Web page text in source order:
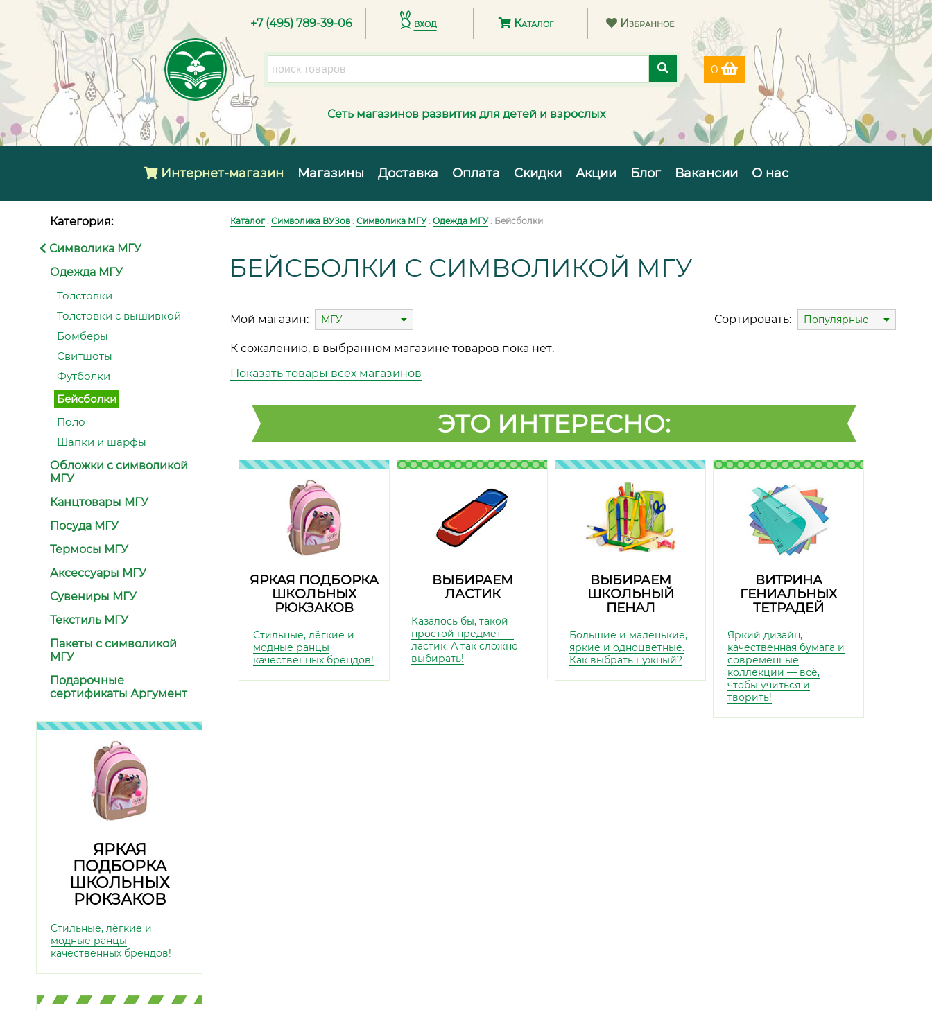
+7 (495) 789-39-06 вход Каталог Избранное
0
Сеть магазинов развития для детей и взрослых
Интернет-магазин Магазины Доставка Оплата Скидки Акции Блог Вакансии О нас
Категория:
Символика МГУ
Одежда МГУ
Толстовки
Толстовки с вышивкой
Бомберы
Свитшоты
Футболки
Бейсболки
Поло
Шапки и шарфы
Обложки с символикой
МГУ
Канцтовары МГУ
Посуда МГУ
Термосы МГУ
Аксессуары МГУ
Сувениры МГУ
Текстиль МГУ
Пакеты с символикой
МГУ
Подарочные
сертификаты Аргумент
ЯРКАЯ
ПОДБОРКА
ШКОЛЬНЫХ
РЮКЗАКОВ
Стильные, лёгкие и
модные ранцы
качественных брендов!
Каталог: Символика ВУЗов : Символика МГУ: Одежда МГУ: Бейсболки
БЕЙСБОЛКИ С СИМВОЛИКОЙ МГУ
Мой магазин: МГУ Сортировать: Популярные
К сожалению, в выбранном магазине товаров пока нет.
Показать товары всех магазинов
ЭТО ИНТЕРЕСНО:
ЯРКАЯ ПОДБОРКА
ШКОЛЬНЫХ
РЮКЗАКОВ
Стильные, лёгкие и
модные ранцы
качественных брендов!
ВЫБИРАЕМ
ЛАСТИК
Казалось бы, такой
простой предмет —
ластик. А так сложно
выбирать!
ВЫБИРАЕМ
ШКОЛЬНЫЙ
ПЕНАЛ
Большие и маленькие,
яркие и одноцветные.
Как выбрать нужный?
ВИТРИНА
ГЕНИАЛЬНЫХ
ТЕТРАДЕЙ
Яркий дизайн,
качественная бумага и
современные
коллекции — всё,
чтобы учиться и
творить!